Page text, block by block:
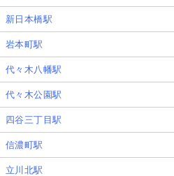
新日本橋駅
岩本町駅
代々木八幡駅
代々木公園駅
四谷三丁目駅
信濃町駅
立川北駅